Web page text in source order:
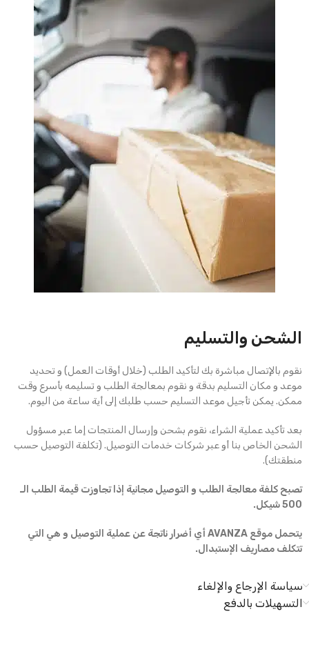
الشحن والتسليم
نقوم بالإتصال مباشرة بك لتأكيد الطلب (خلال أوقات العمل) و تحديد
موعد و مكان التسليم بدقة و نقوم بمعالجة الطلب و تسليمه بأسرع وقت
ممكن. يمكن تأجيل موعد التسليم حسب طلبك إلى أية ساعة من اليوم.
بعد تأكيد عملية الشراء، نقوم بشحن وإرسال المنتجات إما عبر مسؤول
الشحن الخاص بنا أو عبر شركات خدمات التوصيل. (تكلفة التوصيل حسب
منطقتك).
تصبح كلفة معالجة الطلب و التوصيل مجانية إذا تجاوزت قيمة الطلب الـ
500 شيكل.
يتحمل موقع AVANZA أي أضرار ناتجة عن عملية التوصيل و هي التي
تتكلف مصاريف الإستبدال.
سياسة الإرجاع والإلغاء
التسهيلات بالدفع